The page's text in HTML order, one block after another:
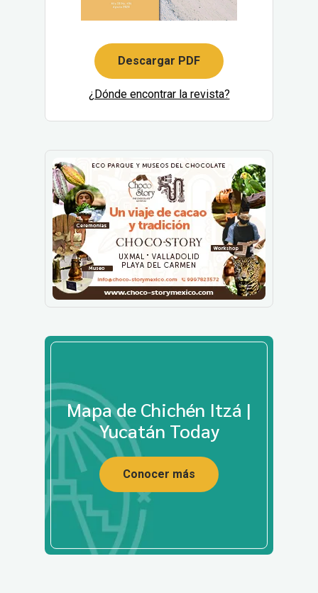
Descargar PDF
¿Dónde encontrar la revista?
Mapa de Chichén Itzá |
Yucatán Today
Conocer más